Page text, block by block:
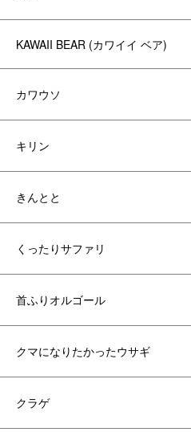
KAWAII BEAR (カワイイ ベア)
カワウソ
キリン
きんとと
くったりサファリ
首ふりオルゴール
クマになりたかったウサギ
クラゲ